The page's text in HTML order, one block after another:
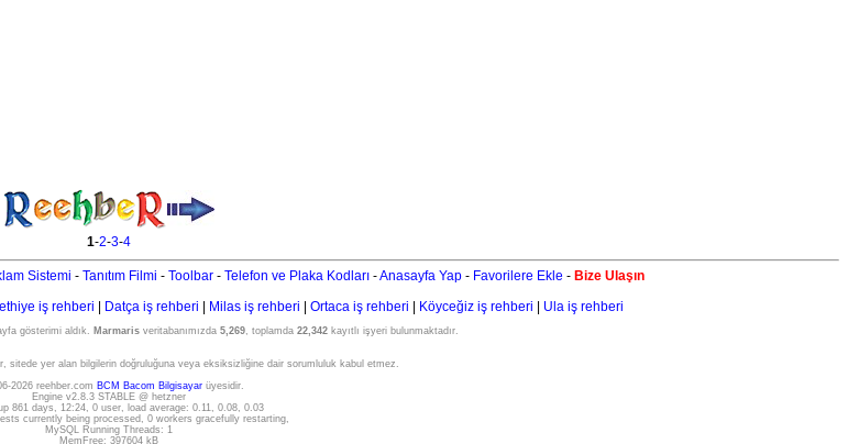
1-2-3-4
Sistemi - Tanıtım Filmi - Toolbar - Telefon ve Plaka Kodları -Anasayfa Yap - Favorilere Ekle - Bize Ulaşın
iş rehberi Datça iş rehberi Milas iş rehberi Ortaca iş rehberi Köyceğiz iş rehberi Ula iş rehberi
gösterimi aldık. Marmarisveritabanımızda 5,269, toplamda 22,342kayıtlı işyeri bulunmaktadır.
sitede yer alan bilgilerin doğruluğuna veya eksiksizliğine dair sorumluluk kabul etmez.
2026 reehber.com BCM Bacom Bilgisayarüyesidir.
Engine v2.8.3 STABLE @ hetzner
861 days, 12:24, 0 user, load average: 0.11, 0.08, 0.03
currently being processed, 0 workers gracefully restarting,
MySQL Running Threads: 1
MemFree: 397604 kB